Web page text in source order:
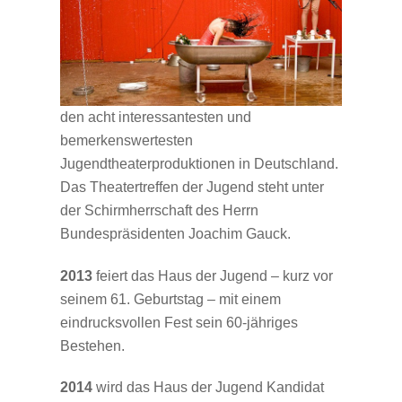
den acht interessantesten und
bemerkenswertesten
Jugendtheaterproduktionen in Deutschland.
Das Theatertreffen der Jugend steht unter
der Schirmherrschaft des Herrn
Bundespräsidenten Joachim Gauck.
2013 feiert das Haus der Jugend – kurz vor
seinem 61. Geburtstag – mit einem
eindrucksvollen Fest sein 60-jähriges
Bestehen.
2014 wird das Haus der Jugend Kandidat